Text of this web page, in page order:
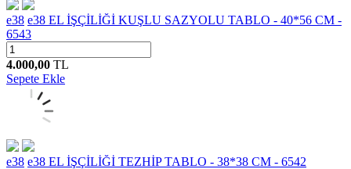
e38 e38 EL İŞÇİLİĞİ KUŞLU SAZYOLU TABLO - 40*56 CM -
6543
4.000,00 TL
Sepete Ekle
e38 e38 EL İŞÇİLİĞİ TEZHİP TABLO - 38*38 CM - 6542